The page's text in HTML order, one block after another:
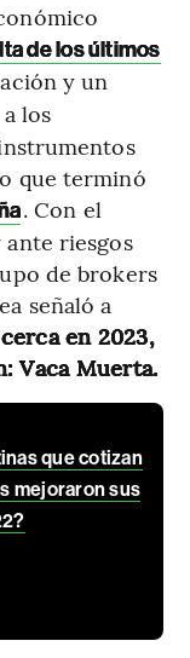
de los últimos
y un
los
que terminó
. Con el
riesgos
de brokers
señaló a
en 2023,
Vaca Muerta.
que cotizan
mejoraron sus